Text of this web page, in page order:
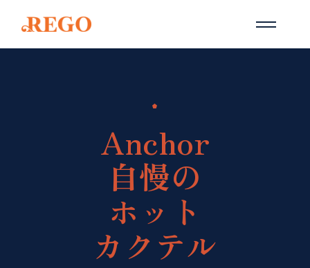
Anchor
自慢の
ホット
カクテル